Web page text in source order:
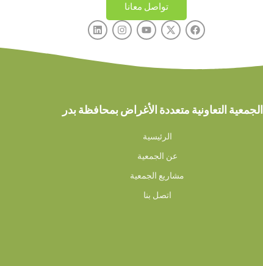
تواصل معانا
الجمعية التعاونية متعددة الأغراض بمحافظة بدر
الرئيسية
عن الجمعية
مشاريع الجمعية
اتصل بنا